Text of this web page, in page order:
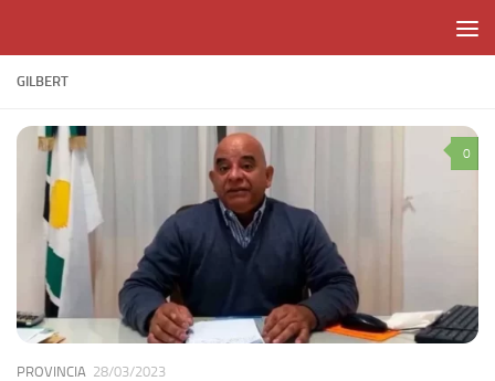
GILBERT
0
PROVINCIA 28/03/2023